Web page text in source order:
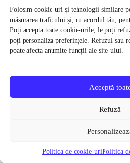
Folosim cookie-uri și tehnologii similare
măsurarea traficului și, cu acordul tău,
Poți accepta toate cookie-urile, le poți
poți personaliza preferințele. Refuzul sau
poate afecta anumite funcții ale site-ului.
Acceptă toate
Refuză
Politica de cookie-uriPolitica
Verifică
Categorii utile
Accesorii si Piese
piese și accesorii disponibile în
anvelope, camere și componente pentru